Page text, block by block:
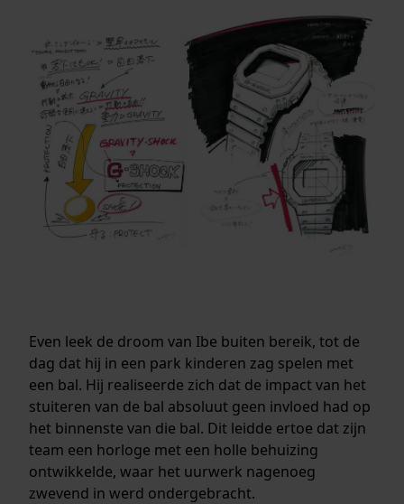
Even leek de droom van Ibe buiten bereik, tot de
dag dat hij in een park kinderen zag spelen met
een bal. Hij realiseerde zich dat de impact van het
stuiteren van de bal absoluut geen invloed had op
het binnenste van die bal. Dit leidde ertoe dat zijn
team een horloge met een holle behuizing
ontwikkelde, waar het uurwerk nagenoeg
zwevend in werd ondergebracht.